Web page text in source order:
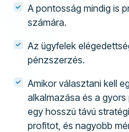
A pontosság mindig is
számára.
Az ügyfelek
pénzszerzés.
Amikor választani kell
alkalmazása és a
egy hosszú távú
profitot, és nagyobb